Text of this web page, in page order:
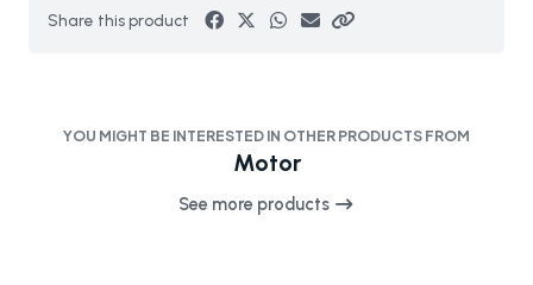
Share this product
YOU MIGHT BE INTERESTED IN OTHER PRODUCTS FROM
Motor
See more products